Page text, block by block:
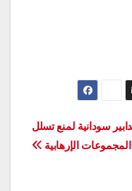
سودانية لمنع تسلل
المجموعات الإرهابية